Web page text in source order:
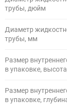
трубы, дюйм
Диаметр
трубы, мм
Размер
в упаковке,
Размер
в упаковке,